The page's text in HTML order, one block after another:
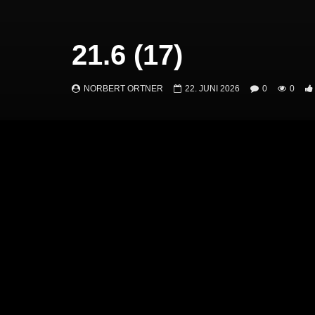
21.6 (17)
NORBERT ORTNER 22. JUNI 2026 0 0